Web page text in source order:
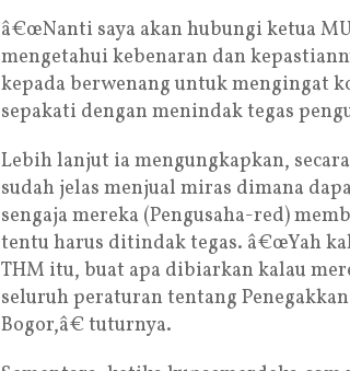
â€œNanti saya akan hubungi ketua
mengetahui kebenaran dan
kepada berwenang untuk mengingat
sepakati dengan menindak tegas
Lebih lanjut ia mengungkapkan,
sudah jelas menjual miras dimana
sengaja mereka (Pengusaha-red)
tentu harus ditindak tegas. â€œYah
THM itu, buat apa dibiarkan kalau
seluruh peraturan tentang
Bogor,â€ tuturnya.